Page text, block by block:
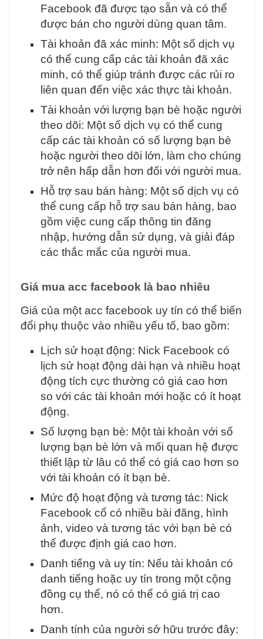
Facebook đã được tạo sẵn và có thể
được bán cho người dùng quan tâm.
Tài khoản đã xác minh: Một số dịch vụ
có thể cung cấp các tài khoản đã xác
minh, có thể giúp tránh được các rủi ro
liên quan đến việc xác thực tài khoản.
Tài khoản với lượng bạn bè hoặc người
theo dõi: Một số dịch vụ có thể cung
cấp các tài khoản có số lượng bạn bè
hoặc người theo dõi lớn, làm cho chúng
trở nên hấp dẫn hơn đối với người mua.
Hỗ trợ sau bán hàng: Một số dịch vụ có
thể cung cấp hỗ trợ sau bán hàng, bao
gồm việc cung cấp thông tin đăng
nhập, hướng dẫn sử dụng, và giải đáp
các thắc mắc của người mua.
Giá mua acc facebook là bao nhiêu
Giá của một acc facebook uy tín có thể biến
đổi phụ thuộc vào nhiều yếu tố, bao gồm:
Lịch sử hoạt động: Nick Facebook có
lịch sử hoạt động dài hạn và nhiều hoạt
động tích cực thường có giá cao hơn
so với các tài khoản mới hoặc có ít hoạt
động.
Số lượng bạn bè: Một tài khoản với số
lượng bạn bè lớn và mối quan hệ được
thiết lập từ lâu có thể có giá cao hơn so
với tài khoản có ít bạn bè.
Mức độ hoạt động và tương tác: Nick
Facebook cổ có nhiều bài đăng, hình
ảnh, video và tương tác với bạn bè có
thể được định giá cao hơn.
Danh tiếng và uy tín: Nếu tài khoản có
danh tiếng hoặc uy tín trong một cộng
đồng cụ thể, nó có thể có giá trị cao
hơn.
Danh tính của người sở hữu trước đây: